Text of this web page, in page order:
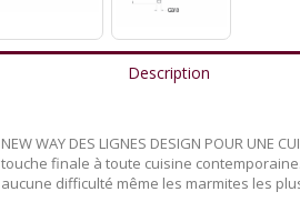
Description
NEW WAY DES LIGNES DESIGN POUR
touche finale à toute cuisine
aucune difficulté même les marmites les